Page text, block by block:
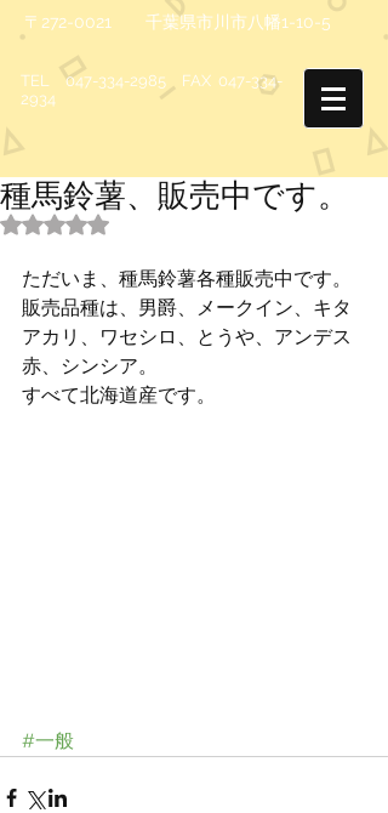
〒272-0021 千葉県市川市八幡1-10-5
TEL 047-334-2985 FAX 047-334-
2934
種馬鈴薯、販売中です。
5つ星のうちNaNと評価されています。
ただいま、種馬鈴薯各種販売中です。
販売品種は、男爵、メークイン、キタ
アカリ、ワセシロ、とうや、アンデス
赤、シンシア。
すべて北海道産です。
#一般